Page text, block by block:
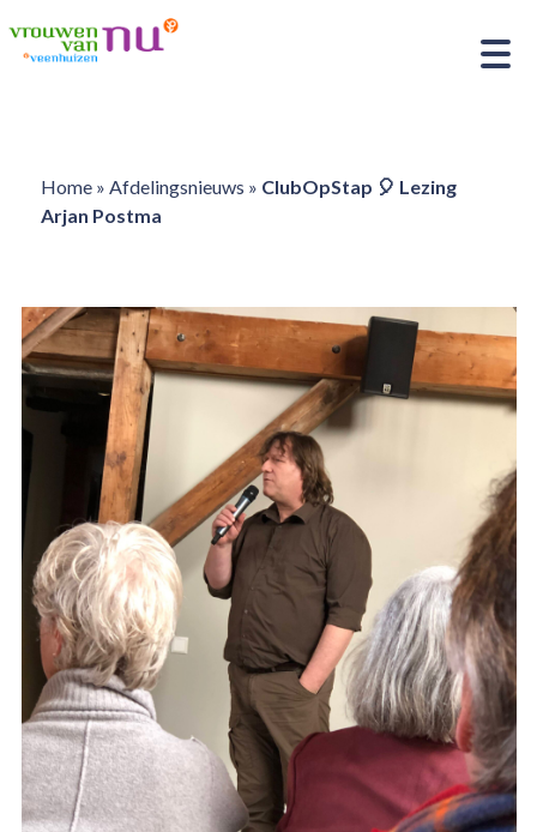
Home» Afdelingsnieuws » ClubOpStap 🎈 Lezing
Arjan Postma